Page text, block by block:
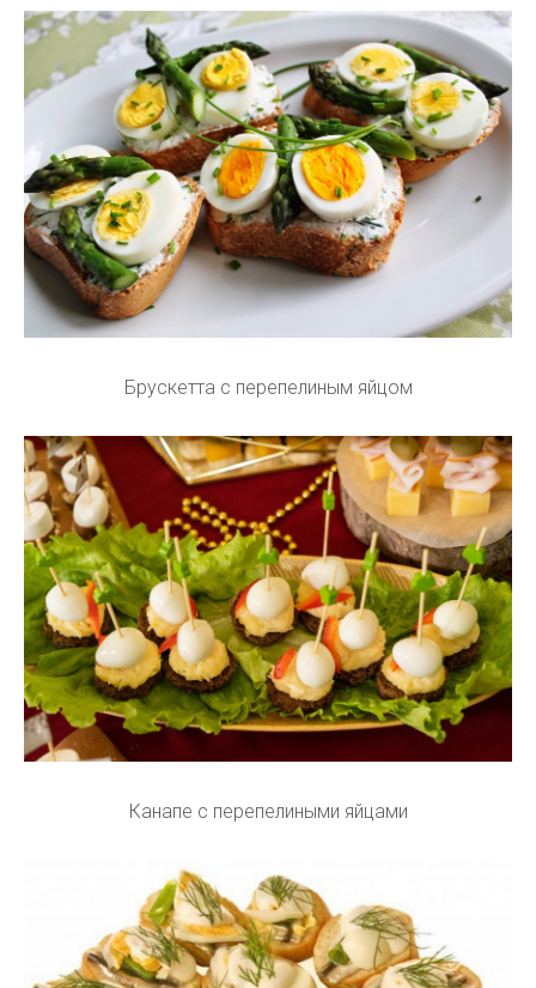
Брускетта с перепелиным яйцом
Канапе с перепелиными яйцами